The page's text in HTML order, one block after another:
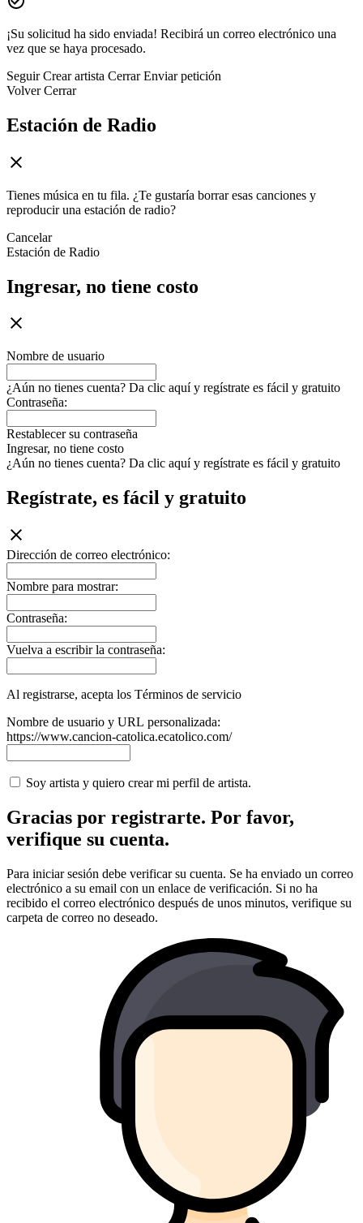
¡Su solicitud ha sido enviada! Recibirá un correo electrónico una
vez que se haya procesado.
Seguir Crear artista Cerrar Enviar petición
Volver Cerrar
Estación de Radio
Tienes música en tu fila. ¿Te gustaría borrar esas canciones y
reproducir una estación de radio?
Cancelar
Estación de Radio
Ingresar, no tiene costo
Nombre de usuario
¿Aún no tienes cuenta? Da clic aquí y regístrate es fácil y gratuito
Contraseña:
Restablecer su contraseña
Ingresar, no tiene costo
¿Aún no tienes cuenta? Da clic aquí y regístrate es fácil y gratuito
Regístrate, es fácil y gratuito
Dirección de correo electrónico:
Nombre para mostrar:
Contraseña:
Vuelva a escribir la contraseña:
Al registrarse, acepta los Términos de servicio
Nombre de usuario y URL personalizada:
https://www.cancion-catolica.ecatolico.com/
Soy artista y quiero crear mi perfil de artista.
Gracias por registrarte. Por favor,
verifique su cuenta.
Para iniciar sesión debe verificar su cuenta. Se ha enviado un correo
electrónico a su email con un enlace de verificación. Si no ha
recibido el correo electrónico después de unos minutos, verifique su
carpeta de correo no deseado.